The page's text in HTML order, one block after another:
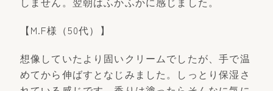
【M.F様（50代）】
想像していたより固いクリームでしたが、手で温
めてから伸ばすとなじみました。しっとり保湿さ